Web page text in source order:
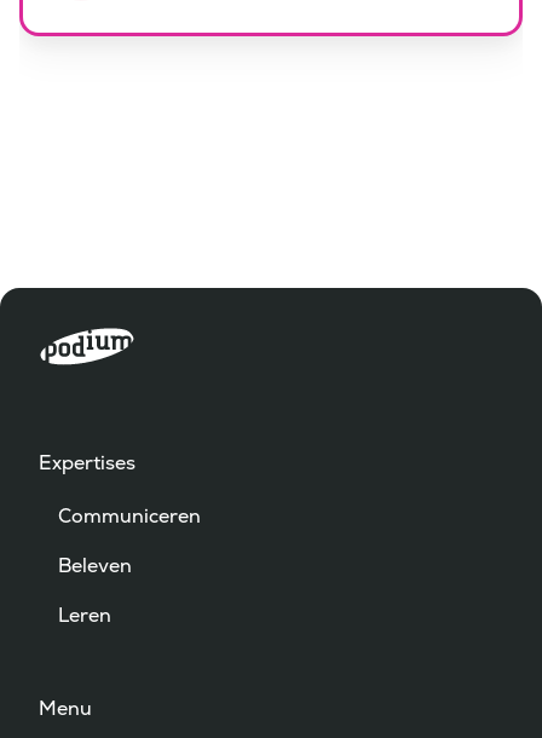
Expertises
Communiceren
Beleven
Leren
Menu